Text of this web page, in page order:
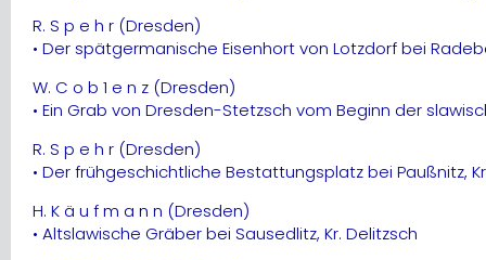
R. S p e h r (Dresden)
• Der spätgermanische Eisenhort von Lotzdorf bei
W. C o b 1 e n z (Dresden)
• Ein Grab von Dresden-Stetzsch vom Beginn der
R. S p e h r (Dresden)
• Der frühgeschichtliche Bestattungsplatz bei Paußnitz,
H. K ä u f m a n n (Dresden)
• Altslawische Gräber bei Sausedlitz, Kr. Delitzsch